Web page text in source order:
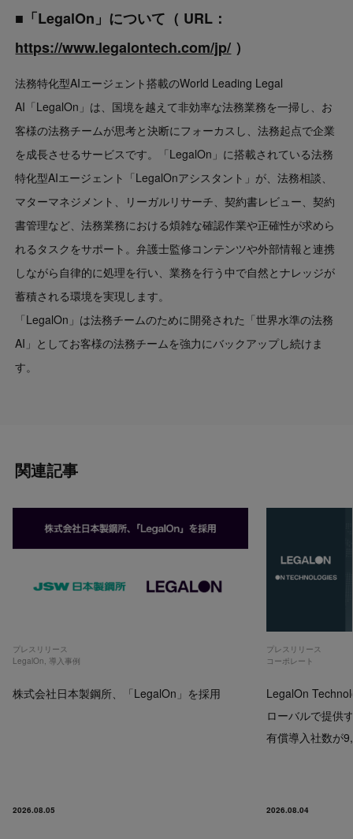
■「LegalOn」について （ URL：
https://www.legalontech.com/jp/ ）
法務特化型AIエージェント搭載のWorld Leading Legal
AI「LegalOn」は、国境を越えて非効率な法務業務を一掃し、お
客様の法務チームが思考と決断にフォーカスし、法務起点で企業
を成長させるサービスです。「LegalOn」に搭載されている法務
特化型AIエージェント「LegalOnアシスタント」が、法務相談、
マターマネジメント、リーガルリサーチ、契約書レビュー、契約
書管理など、法務業務における煩雑な確認作業や正確性が求めら
れるタスクをサポート。弁護士監修コンテンツや外部情報と連携
しながら自律的に処理を行い、業務を行う中で自然とナレッジが
蓄積される環境を実現します。
「LegalOn」は法務チームのために開発された「世界水準の法務
AI」としてお客様の法務チームを強力にバックアップし続けま
す。
関連記事
プレスリリース
LegalOn, 導入事例
株式会社日本製鋼所、「LegalOn」を採用
2026.08.05
プレスリリース
コーポレート
LegalOn
ローバルで提供
有償導入社数が
2026.08.04